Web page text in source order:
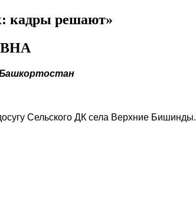
кадры решают»
Башкортостан
Сельского ДК села Верхние Бишинды.